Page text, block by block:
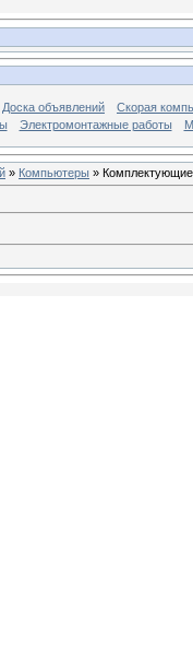
Доска объявлений Скорая
Электромонтажные работы
» Компьютеры » Комплектующие